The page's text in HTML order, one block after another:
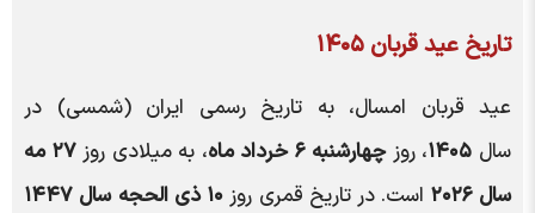
تاریخ عید قربان ۱۴۰۵
عید قربان امسال، به تاریخ رسمی ایران (شمسی) در
سال ۱۴۰۵، روزچهارشنبه ۶ خرداد ماه ، به میلادی روز
۲۷ مه
سال ۲۰۲۶
است. در تاریخ قمری روز ۱۰ ذی الحجه سال ۱۴۴۷